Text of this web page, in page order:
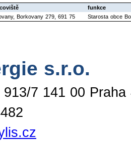
funkce
Borkovany 279, 691 75 Starosta obce
s.r.o.
7 141 00 Praha